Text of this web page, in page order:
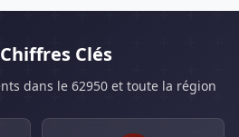
Clés
dans le 62950 et toute la région